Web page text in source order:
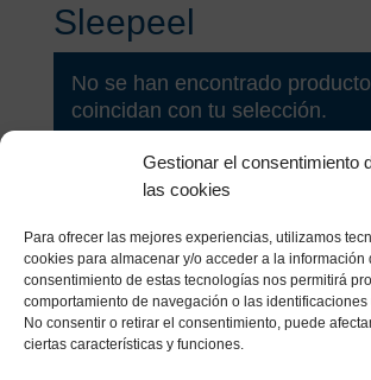
Gestionar el consentimiento
las cookies
Para ofrecer las mejores experiencias, utilizamos
cookies para almacenar y/o acceder a la información
consentimiento de estas tecnologías nos permitirá
comportamiento de navegación o las
No consentir o retirar el consentimiento, puede
ciertas características y funciones.
Sleepeel
No se han encontrado
coincidan con tu selección.